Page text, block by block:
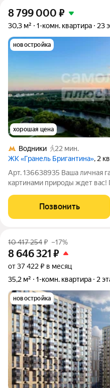
8 799 000 ₽
30,3 м² 1-комн. квартира 23
новостройка
хорошая цена
Водники
22 мин.
ЖК «Гранель Бригантина», 2
Арт. 136638935 Ваша личная
картинами природы ждет вас!
гладь Канала имени Москвы.
неповторимый вид! Забудьте
Позвонить
10 417 254₽ –17%
8 646 321 ₽
от 37 422 ₽ в месяц
35,2 м²
1-комн. квартира 2
новостройка